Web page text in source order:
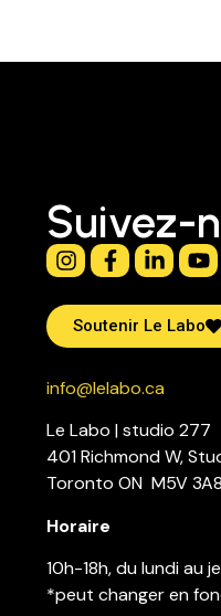
Suivez-
Soutenir Le Labo
info@lelabo.ca
Le Labo | studio 277
401 Richmond W,
Toronto ON M5V 3A8
Horaire
10h-18h, du lundi au
*peut changer en